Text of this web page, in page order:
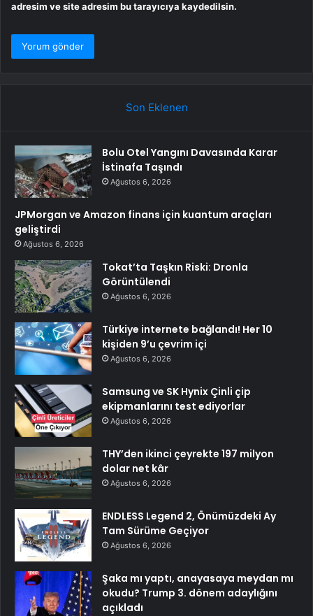
adresim ve site adresim bu tarayıcıya kaydedilsin.
Son Eklenen
Bolu Otel Yangını Davasında Karar
İstinafa Taşındı
Ağustos 6, 2026
JPMorgan ve Amazon finans için kuantum araçları
geliştirdi
Ağustos 6, 2026
Tokat’ta Taşkın Riski: Dronla
Görüntülendi
Ağustos 6, 2026
Türkiye internete bağlandı! Her 10
kişiden 9’u çevrim içi
Ağustos 6, 2026
Samsung ve SK Hynix Çinli çip
ekipmanlarını test ediyorlar
Ağustos 6, 2026
THY’den ikinci çeyrekte 197 milyon
dolar net kâr
Ağustos 6, 2026
ENDLESS Legend 2, Önümüzdeki Ay
Tam Sürüme Geçiyor
Ağustos 6, 2026
Şaka mı yaptı, anayasaya meydan mı
okudu? Trump 3. dönem adaylığını
açıkladı